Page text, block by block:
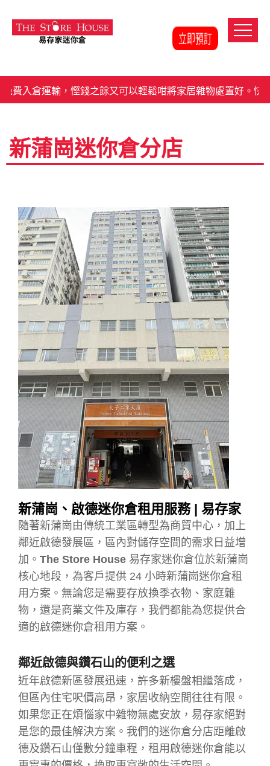
倉運輸，慳錢之餘又可以輕鬆咁將家居雜物處置好。快啲
新蒲崗迷你倉分店
新蒲崗 、 啟德迷你倉租用 服務 | 易存家
隨著新蒲崗由傳統工業區轉型為商貿中心，加上
鄰近啟德發展區，區內對儲存空間的需求日益增
加。 The Store House 易存家迷你倉位於新蒲崗
核心地段，為客戶提供 24 小時新蒲崗迷你倉租
用方案。無論您是需要存放換季衣物、家庭雜
物，還是商業文件及庫存，我們都能為您提供合
適的啟德迷你倉租用方案。
鄰近啟德與鑽石山的便利之選
近年啟德新區發展迅速，許多新樓盤相繼落成，
但區內住宅呎價高昂，家居收納空間往往有限。
如果您正在煩惱家中雜物無處安放，易存家絕對
是您的最佳解決方案。我們的迷你倉分店距離啟
德及鑽石山僅數分鐘車程，租用啟德迷你倉能以